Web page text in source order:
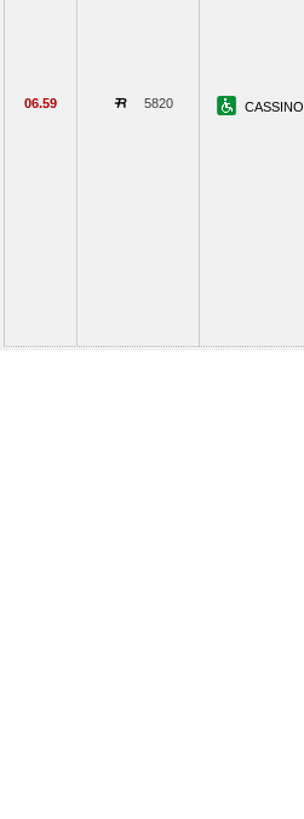
06.59 5820 CASSINO